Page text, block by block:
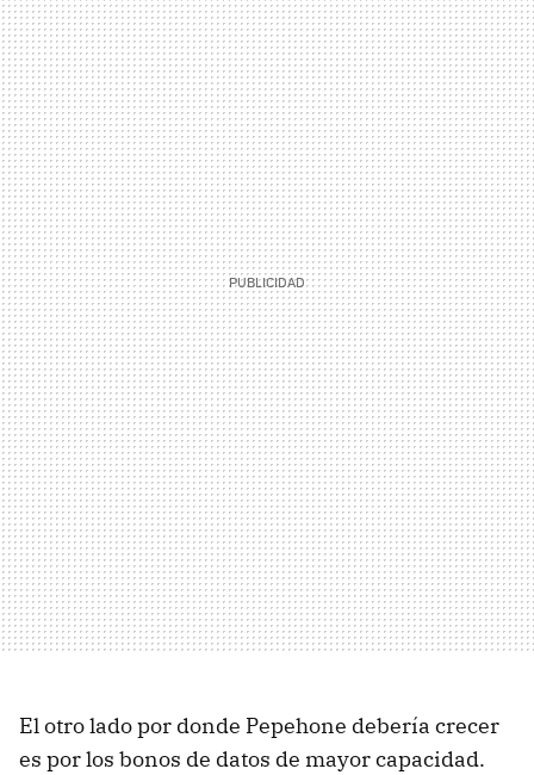
El otro lado por donde Pepehone debería crecer
es por los bonos de datos de mayor capacidad.